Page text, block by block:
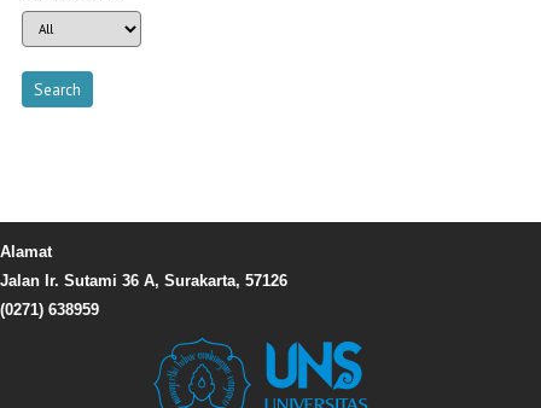
Alamat
Jalan Ir. Sutami 36 A, Surakarta, 57126
(0271) 638959